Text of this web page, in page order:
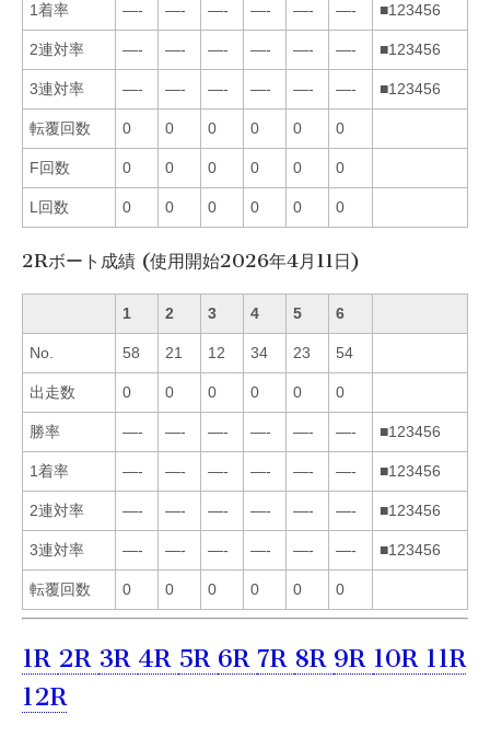
1着率 —- —- —- —- —- —- ■123456
2連対率 —- —- —- —- —- —- ■123456
3連対率 —- —- —- —- —- —- ■123456
転覆回数 0 0 0 0 0 0
F回数 0 0 0 0 0 0
L回数 0 0 0 0 0 0
2Rボート成績 (使用開始2026年4月11日)
1 2 3 4 5 6
No. 58 21 12 34 23 54
出走数 0 0 0 0 0 0
勝率 —- —- —- —- —- —- ■123456
1着率 —- —- —- —- —- —- ■123456
2連対率 —- —- —- —- —- —- ■123456
3連対率 —- —- —- —- —- —- ■123456
転覆回数 0 0 0 0 0 0
1R 2R 3R 4R 5R 6R 7R 8R 9R 10R 11R
12R